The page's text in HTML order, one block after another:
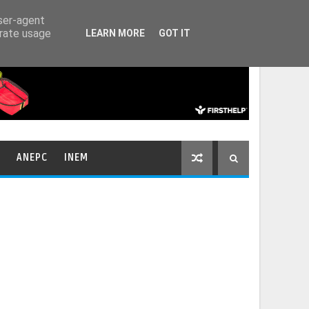
ANEPC INEM
agent
usage
LEARN MORE GOT IT